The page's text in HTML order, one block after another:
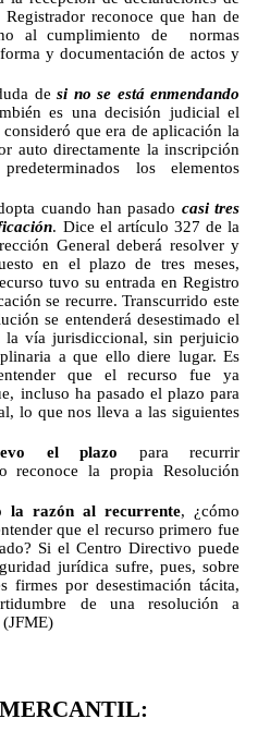
reconoce que han de
al cumplimiento de normas
y documentación de actos y
desi no se está enmendando
es una decisión judicial el
que era de aplicación la
auto directamente la inscripción
los elementos
cuando han pasado casi tres
. Dice el artículo 327 de la
General deberá resolver y
en el plazo de tres meses,
tuvo su entrada en Registro
se recurre. Transcurrido este
se entenderá desestimado el
la vía jurisdiccional, sin perjuicio
a que ello diere lugar. Es
que el recurso fue ya
incluso ha pasado el plazo para
lo que nos lleva a las siguientes
el plazo para recurrir
reconoce la propia Resolución
la razón al recurrente, ¿cómo
que el recurso primero fue
Si el Centro Directivo puede
jurídica sufre, pues, sobre
firmes por desestimación tácita,
de una resolución a
(JFME)